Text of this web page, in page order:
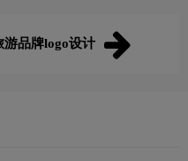
品牌logo设计